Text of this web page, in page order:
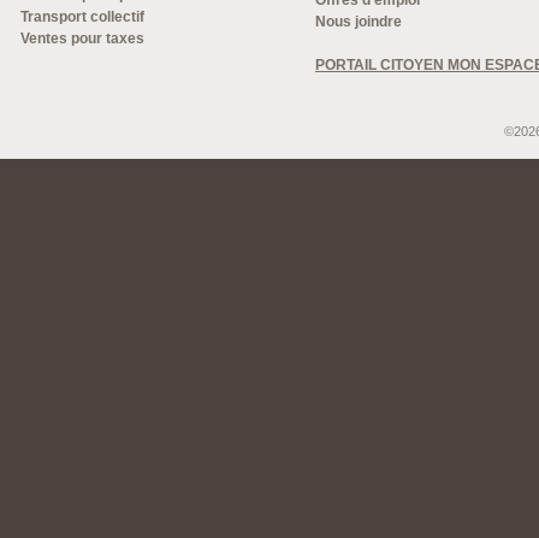
Transport collectif
Ventes pour taxes
Nous joindre
PORTAIL CITOYEN MON